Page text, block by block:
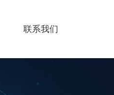
联系我们